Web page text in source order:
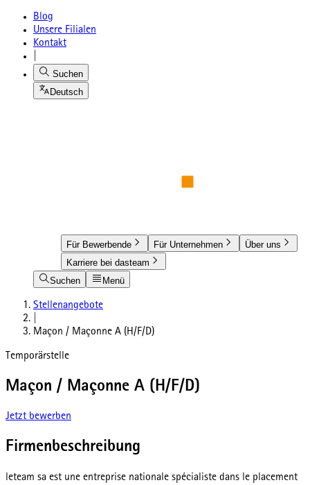
Blog
Unsere Filialen
Kontakt
Suchen
Deutsch
Für Bewerbende Für Unternehmen
Über uns
Karriere bei dasteam
Suchen
Menü
Stellenangebote
Maçon / Maçonne A (H/F/D)
Temporärstelle
Maçon / Maçonne A (H/F/D)
Jetzt bewerben
Firmenbeschreibung
leteam sa est une entreprise nationale spécialiste dans le placement